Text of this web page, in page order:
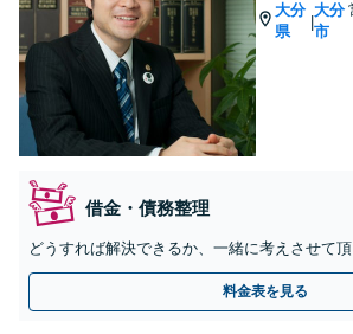
大分
県
|
大分
市
借金・債務整理
どうすれば解決できるか、一緒に考えさせて頂
料金表を見る